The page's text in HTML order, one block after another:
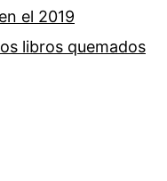
el 2019
libros quemados